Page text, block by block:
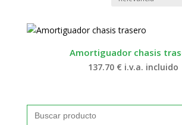
Amortiguador chasis
137.70 € i.v.a. incluido
Buscar: